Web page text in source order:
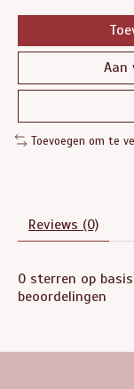
Aan
Toevoegen om te
Reviews (0)
0 sterren op
beoordelingen